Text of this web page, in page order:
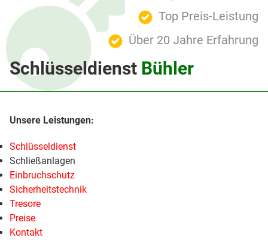
Top Preis-Leistung
Über 20 Jahre Erfahrung
Schlüsseldienst Bühler
Schlüsseldienst
Schließanlagen
Einbruchschutz
Sicherheitstechnik
Tresore
Preise
Kontakt